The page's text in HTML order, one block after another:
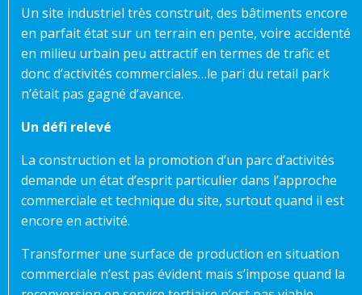
Un site industriel très construit, des bâtiments encore
en parfait état sur un terrain en pente, voire accidenté
en milieu urbain peu attractif en termes de trafic et
donc d’activités commerciales…le pari du retail park
n’était pas gagné d’avance.
Un défi relevé
La construction et la promotion d’un parc d’activités
demande un état d’esprit particulier dans l’approche
commerciale et technique du site, surtout quand il est
encore en activité.
Transformer une surface de production en situation
commerciale n’est pas évident mais s’impose quand la